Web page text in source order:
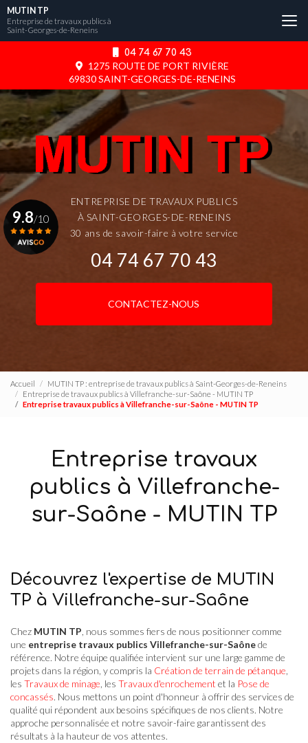
Aller
au
contenu
04 74 67 70 43
1275 ROUTE DE PORT RIVIÈRE
69830 SAINT-GEORGES-DE-RENEINS
MUTIN TP
Entreprise de travaux publics à
Saint-Georges-de-Reneins
ENTREPRISE DE TRAVAUX PUBLICS
À SAINT-GEORGES-DE-RENEINS
30 ans de savoir-faire à votre service
04 74 67 70 43
CONTACTEZ-NOUS
9.8/10
Accueil
MUTIN TP : entreprise de travaux publics à Saint-Georges-de-Reneins
Entreprise de travaux publics à Villefranche-sur-Saône - MUTIN TP
Entreprise travaux publics à Villefranche-sur-Saône - MUTIN TP
Entreprise travaux
publics à Villefranche-
sur-Saône - MUTIN TP
Découvrez l'expertise de MUTIN
TP à Villefranche-sur-Saône
Chez MUTIN TP , nous sommes fiers de nous positionner comme
une entreprise travaux publics Villefranche-sur-Saônede
référence. Notre équipe qualifiée intervient sur une large gamme de
projets dans la région, y compris la Création de terrain de pétanque
les Travaux de minage , les Travaux d'enrochement et la Pose de
concassés. Nous mettons un point d'honneur à offrir des services de
qualité qui répondent aux besoins spécifiques de nos clients. Notre
approche personnalisée et notre savoir-faire garantissent des
résultats à la hauteur de vos attentes.